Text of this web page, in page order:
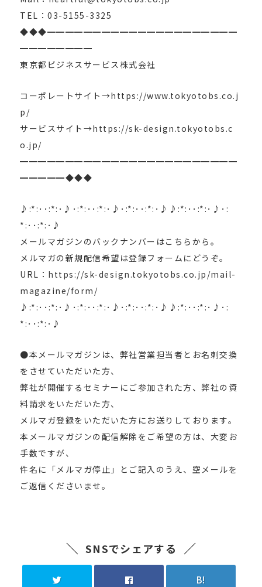
TEL：03-5155-3325
◆◆◆━━━━━━━━━━━━━━━━━━━━━
━━━━━━━━
東京都ビジネスサービス株式会社
コーポレートサイト→https://www.tokyotobs.co.j
p/
サービスサイト→https://sk-design.tokyotobs.c
o.jp/
━━━━━━━━━━━━━━━━━━━━━━━━
━━━━━◆◆◆
♪:*:･･:*:･♪･:*:･･:*:･♪･:*:･･:*:･♪♪:*:･･:*:･♪･:
*:･･:*:･♪
メールマガジンのバックナンバーはこちらから。
メルマガの新規配信希望は登録フォームにどうぞ。
URL：https://sk-design.tokyotobs.co.jp/mail-
magazine/form/
♪:*:･･:*:･♪･:*:･･:*:･♪･:*:･･:*:･♪♪:*:･･:*:･♪･:
*:･･:*:･♪
●本メールマガジンは、弊社営業担当者とお名刺交換
をさせていただいた方、
弊社が開催するセミナーにご参加された方、弊社の資
料請求をいただいた方、
メルマガ登録をいただいた方にお送りしております。
本メールマガジンの配信解除をご希望の方は、大変お
手数ですが、
件名に「メルマガ停止」とご記入のうえ、空メールを
ご返信くださいませ。
SNSでシェアする
B!